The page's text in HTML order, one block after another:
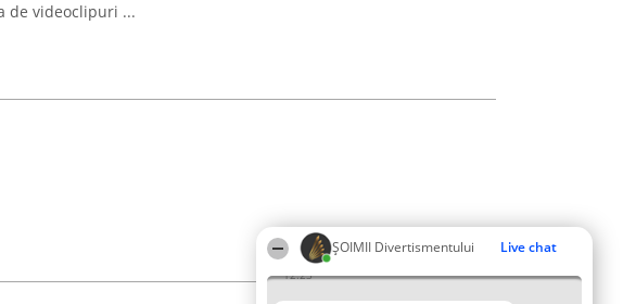
ŞOIMII Divertismentului Live chat
12:23
de videoclipuri ...